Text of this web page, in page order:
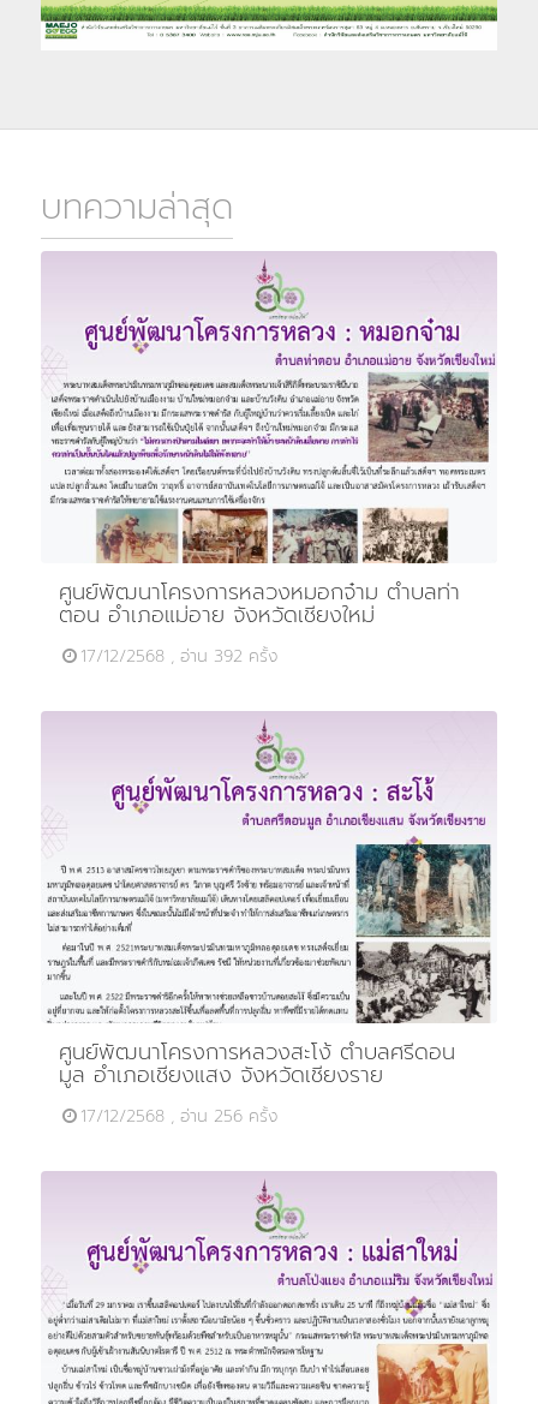
บทความล่าสุด
ศูนย์พัฒนาโครงการหลวงหมอกจ๋าม ตำบลท่า
ตอน อำเภอแม่อาย จังหวัดเชียงใหม่
17/12/2568 , อ่าน 392 ครั้ง
ศูนย์พัฒนาโครงการหลวงสะโง้ ตำบลศรีดอน
มูล อำเภอเชียงแสง จังหวัดเชียงราย
17/12/2568 , อ่าน 256 ครั้ง